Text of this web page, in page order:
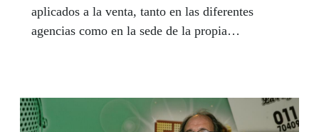
aplicados a la venta, tanto en las diferentes
agencias como en la sede de la propia